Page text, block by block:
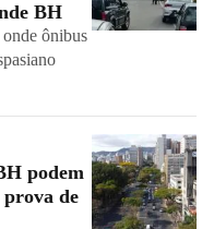
BH
ônibus
podem
de